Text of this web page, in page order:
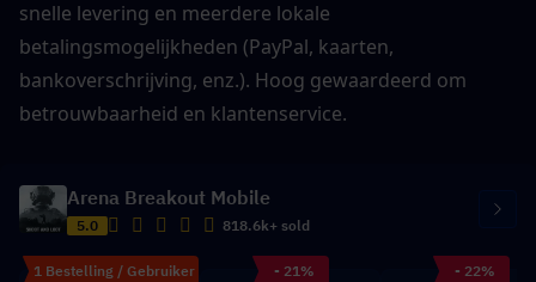
snelle levering en meerdere lokale
betalingsmogelijkheden (PayPal, kaarten,
bankoverschrijving, enz.). Hoog gewaardeerd om
betrouwbaarheid en klantenservice.
Arena Breakout Mobile
5.0 818.6k+ sold
1 Bestelling / Gebruiker - 21% - 22%